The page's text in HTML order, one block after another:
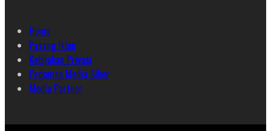
Home
Pasang Iklan
Kebijakan Privasi
Pedoman Media Siber
Media Partner